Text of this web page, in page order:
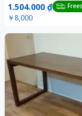
1.504.000 ₫
￥8,000